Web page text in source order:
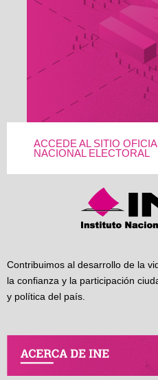
ACCEDE AL SITIO
NACIONAL ELECTORAL
Contribuimos al desarrollo de la
la confianza y la participación
y política del país.